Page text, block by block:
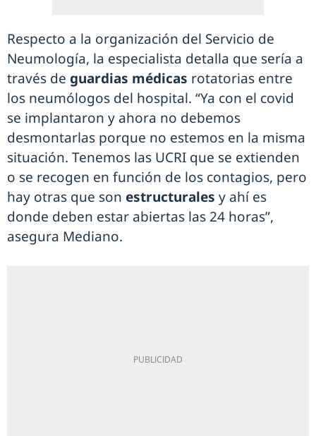
Respecto a la organización del Servicio de
Neumología, la especialista detalla que sería a
través de guardias médicas rotatorias entre
los neumólogos del hospital. “Ya con el covid
se implantaron y ahora no debemos
desmontarlas porque no estemos en la misma
situación. Tenemos las UCRI que se extienden
o se recogen en función de los contagios, pero
hay otras que son estructurales y ahí es
donde deben estar abiertas las 24 horas”,
asegura Mediano.